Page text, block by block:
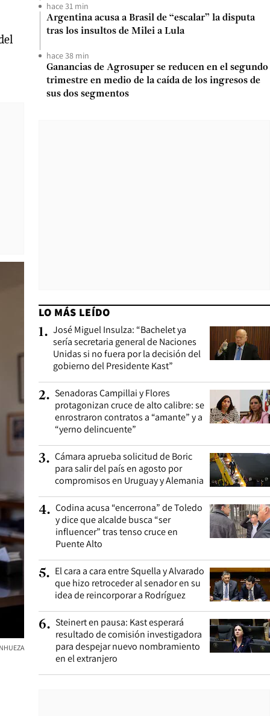
hace 31 min
Argentina acusa a Brasil de “escalar” la disputa
tras los insultos de Milei a Lula
hace 38 min
Ganancias de Agrosuper se reducen en el segundo
trimestre en medio de la caída de los ingresos de
sus dos segmentos
LO MÁS LEÍDO
1. José Miguel Insulza: “Bachelet ya
sería secretaria general de Naciones
Unidas si no fuera por la decisión del
gobierno del Presidente Kast”
2. Senadoras Campillai y Flores
protagonizan cruce de alto calibre: se
enrostraron contratos a “amante” y a
“yerno delincuente”
3. Cámara aprueba solicitud de Boric
para salir del país en agosto por
compromisos en Uruguay y Alemania
4. Codina acusa “encerrona” de Toledo
y dice que alcalde busca “ser
influencer” tras tenso cruce en
Puente Alto
5. El cara a cara entre Squella y Alvarado
que hizo retroceder al senador en su
idea de reincorporar a Rodríguez
6. Steinert en pausa: Kast esperará
resultado de comisión investigadora
para despejar nuevo nombramiento
en el extranjero